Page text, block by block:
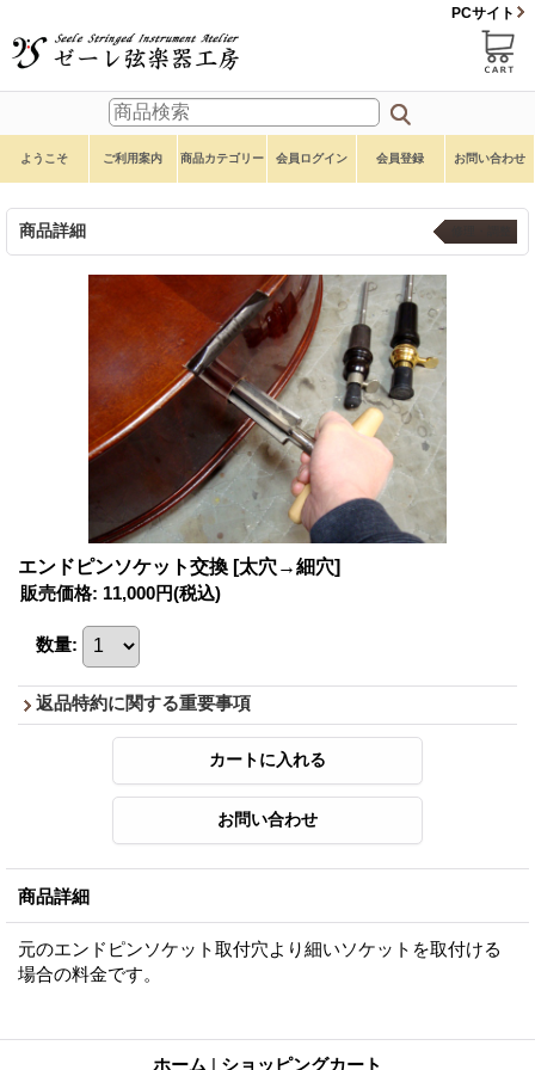
PCサイト
ようこそ ご利用案内 商品カテゴリー 会員ログイン 会員登録 お問い合わせ
商品詳細
エンドピンソケット交換 [太穴→細穴]
販売価格: 11,000円(税込)
数量:
返品特約に関する重要事項
商品詳細
元のエンドピンソケット取付穴より細いソケットを取付ける
場合の料金です。
ホーム | ショッピングカート